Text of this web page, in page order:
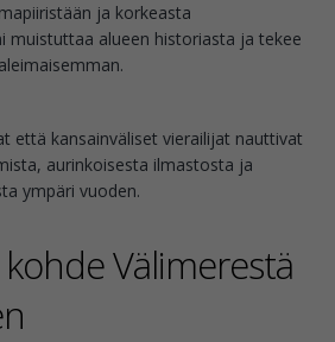
ja korkeasta
muistuttaa alueen historiasta ja tekee
että kansainväliset vierailijat nauttivat
aurinkoisesta ilmastosta ja
ympäri vuoden.
Välimerestä